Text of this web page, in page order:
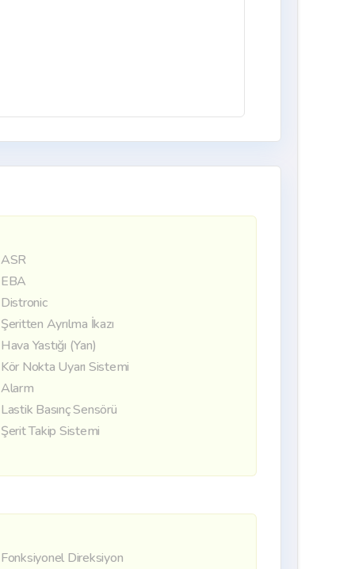
ASR
EBA
Distronic
Şeritten Ayrılma İkazı
Hava Yastığı (Yan)
Kör Nokta Uyarı Sistemi
Alarm
Lastik Basınç Sensörü
Şerit Takip Sistemi
Fonksiyonel Direksiyon